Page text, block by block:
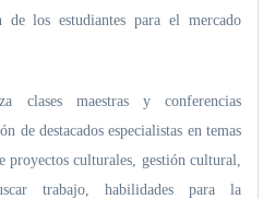
los estudiantes para el mercado
clases maestras y conferencias
de destacados especialistas en temas
proyectos culturales, gestión cultural,
trabajo, habilidades para la